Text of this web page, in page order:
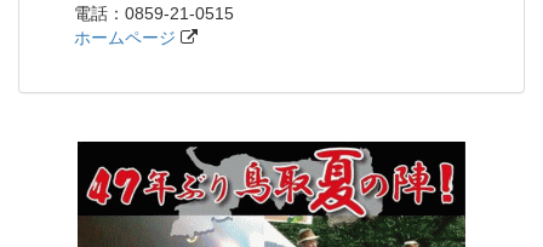
電話：0859-21-0515
ホームページ